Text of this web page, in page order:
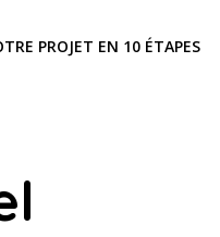
PROJET EN 10 ÉTAPES